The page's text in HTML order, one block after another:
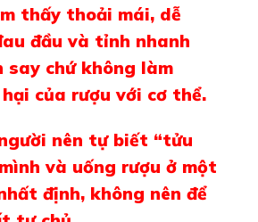
thấy thoải mái, dễ
đầu và tỉnh nhanh
say chứ không làm
của rượu với cơ thể.
nên tự biết “tửu
và uống rượu ở một
định, không nên để